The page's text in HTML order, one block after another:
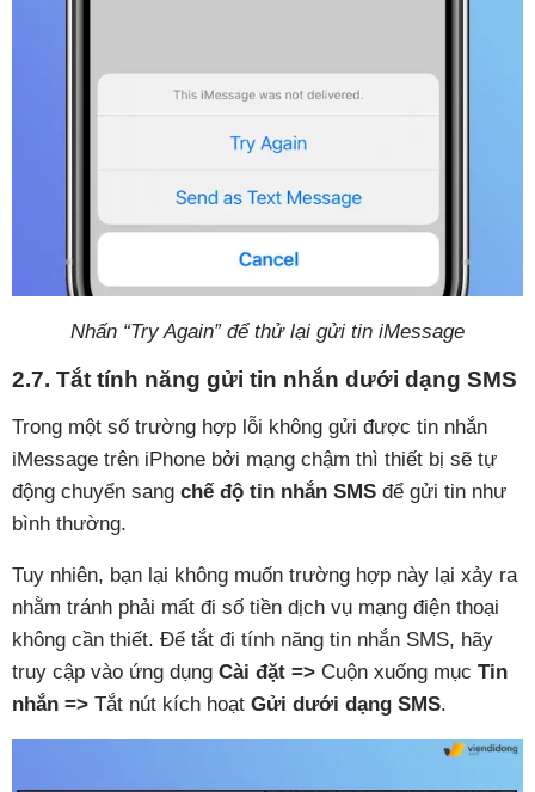
Nhấn “Try Again” để thử lại gửi tin iMessage
2.7. Tắt tính năng gửi tin nhắn dưới dạng SMS
Trong một số trường hợp lỗi không gửi được tin nhắn
iMessage trên iPhone bởi mạng chậm thì thiết bị sẽ tự
động chuyển sang chế độ tin nhắn SMS để gửi tin như
bình thường.
Tuy nhiên, bạn lại không muốn trường hợp này lại xảy ra
nhằm tránh phải mất đi số tiền dịch vụ mạng điện thoại
không cần thiết. Để tắt đi tính năng tin nhắn SMS, hãy
truy cập vào ứng dụng Cài đặt => Cuộn xuống mục Tin
nhắn => Tắt nút kích hoạt Gửi dưới dạng SMS.